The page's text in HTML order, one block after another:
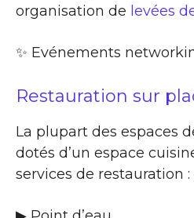
organisation de levées
✨​ Evénements
Restauration sur
La plupart des espaces
dotés d’un espace
services de restauration :